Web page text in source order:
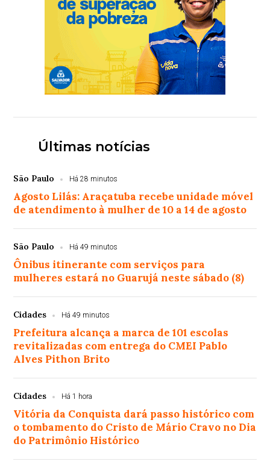
Últimas notícias
São Paulo Há 28 minutos
Agosto Lilás: Araçatuba recebe unidade móvel
de atendimento à mulher de 10 a 14 de agosto
São Paulo Há 49 minutos
Ônibus itinerante com serviços para
mulheres estará no Guarujá neste sábado (8)
Cidades Há 49 minutos
Prefeitura alcança a marca de 101 escolas
revitalizadas com entrega do CMEI Pablo
Alves Pithon Brito
Cidades Há 1 hora
Vitória da Conquista dará passo histórico com
o tombamento do Cristo de Mário Cravo no Dia
do Patrimônio Histórico